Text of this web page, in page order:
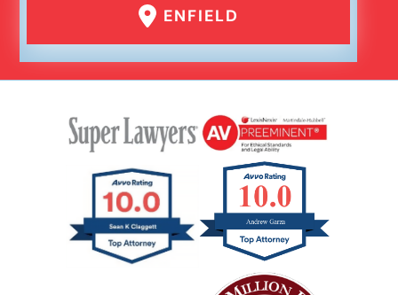
ENFIELD